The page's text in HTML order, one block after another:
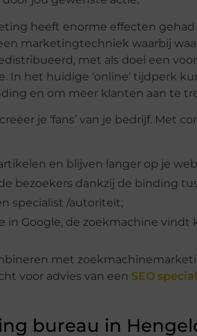
heeft enorme effecten
marketingtechniek waarbij
met als doel een
In het huidige ‘online’ tijdperk
en om meer klanten aan te
je ‘fans’ van je bedrijf. Met
en blijven langer op je
bezoekers dankzij de binding
specialist /autoriteit;
in Google, de zoekmachine
met
voor advies van een SEO
bureau in